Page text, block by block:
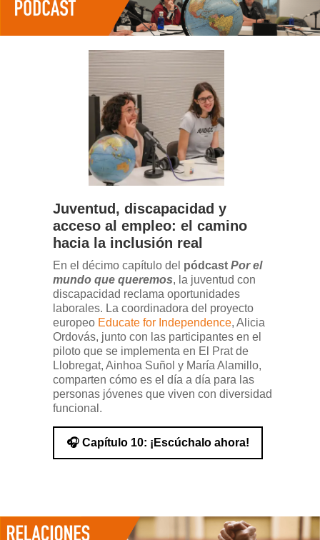
Juventud, discapacidad y
acceso al empleo: el camino
hacia la inclusión real
En el décimo capítulo del pódcast Por el
mundo que queremos, la juventud con
discapacidad reclama oportunidades
laborales. La coordinadora del proyecto
europeo Educate for Independence, Alicia
Ordovás, junto con las participantes en el
piloto que se implementa en El Prat de
Llobregat, Ainhoa Suñol y María Alamillo,
comparten cómo es el día a día para las
personas jóvenes que viven con diversidad
funcional.
🎧 Capítulo 10: ¡Escúchalo ahora!